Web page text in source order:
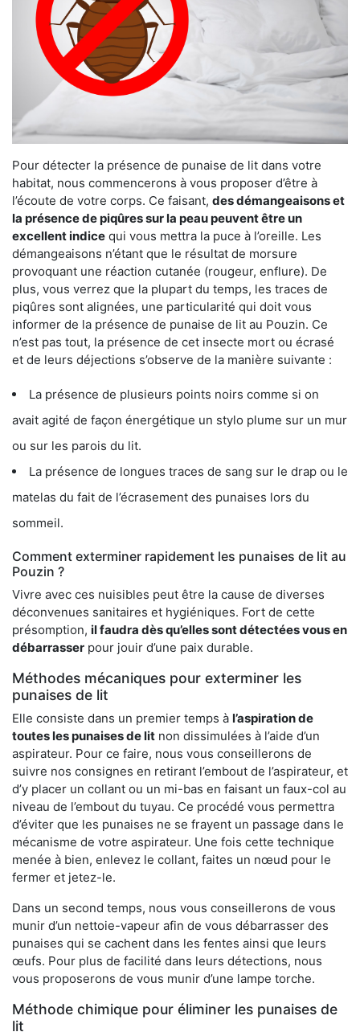
Pour détecter la présence de punaise de lit dans votre
habitat, nous commencerons à vous proposer d’être à
l’écoute de votre corps. Ce faisant, des démangeaisons et
la présence de piqûres sur la peau peuvent être un
excellent indice qui vous mettra la puce à l’oreille. Les
démangeaisons n’étant que le résultat de morsure
provoquant une réaction cutanée (rougeur, enflure). De
plus, vous verrez que la plupart du temps, les traces de
piqûres sont alignées, une particularité qui doit vous
informer de la présence de punaise de lit au Pouzin. Ce
n’est pas tout, la présence de cet insecte mort ou écrasé
et de leurs déjections s’observe de la manière suivante :
La présence de plusieurs points noirs comme si on
avait agité de façon énergétique un stylo plume sur un mur
ou sur les parois du lit.
La présence de longues traces de sang sur le drap ou le
matelas du fait de l’écrasement des punaises lors du
sommeil.
Comment exterminer rapidement les punaises de lit au
Pouzin ?
Vivre avec ces nuisibles peut être la cause de diverses
déconvenues sanitaires et hygiéniques. Fort de cette
présomption, il faudra dès qu’elles sont détectées vous en
débarrasser pour jouir d’une paix durable.
Méthodes mécaniques pour exterminer les
punaises de lit
Elle consiste dans un premier temps à l’aspiration de
toutes les punaises de lit non dissimulées à l’aide d’un
aspirateur. Pour ce faire, nous vous conseillerons de
suivre nos consignes en retirant l’embout de l’aspirateur, et
d’y placer un collant ou un mi-bas en faisant un faux-col au
niveau de l’embout du tuyau. Ce procédé vous permettra
d’éviter que les punaises ne se frayent un passage dans le
mécanisme de votre aspirateur. Une fois cette technique
menée à bien, enlevez le collant, faites un nœud pour le
fermer et jetez-le.
Dans un second temps, nous vous conseillerons de vous
munir d’un nettoie-vapeur afin de vous débarrasser des
punaises qui se cachent dans les fentes ainsi que leurs
œufs. Pour plus de facilité dans leurs détections, nous
vous proposerons de vous munir d’une lampe torche.
Méthode chimique pour éliminer les punaises de
lit